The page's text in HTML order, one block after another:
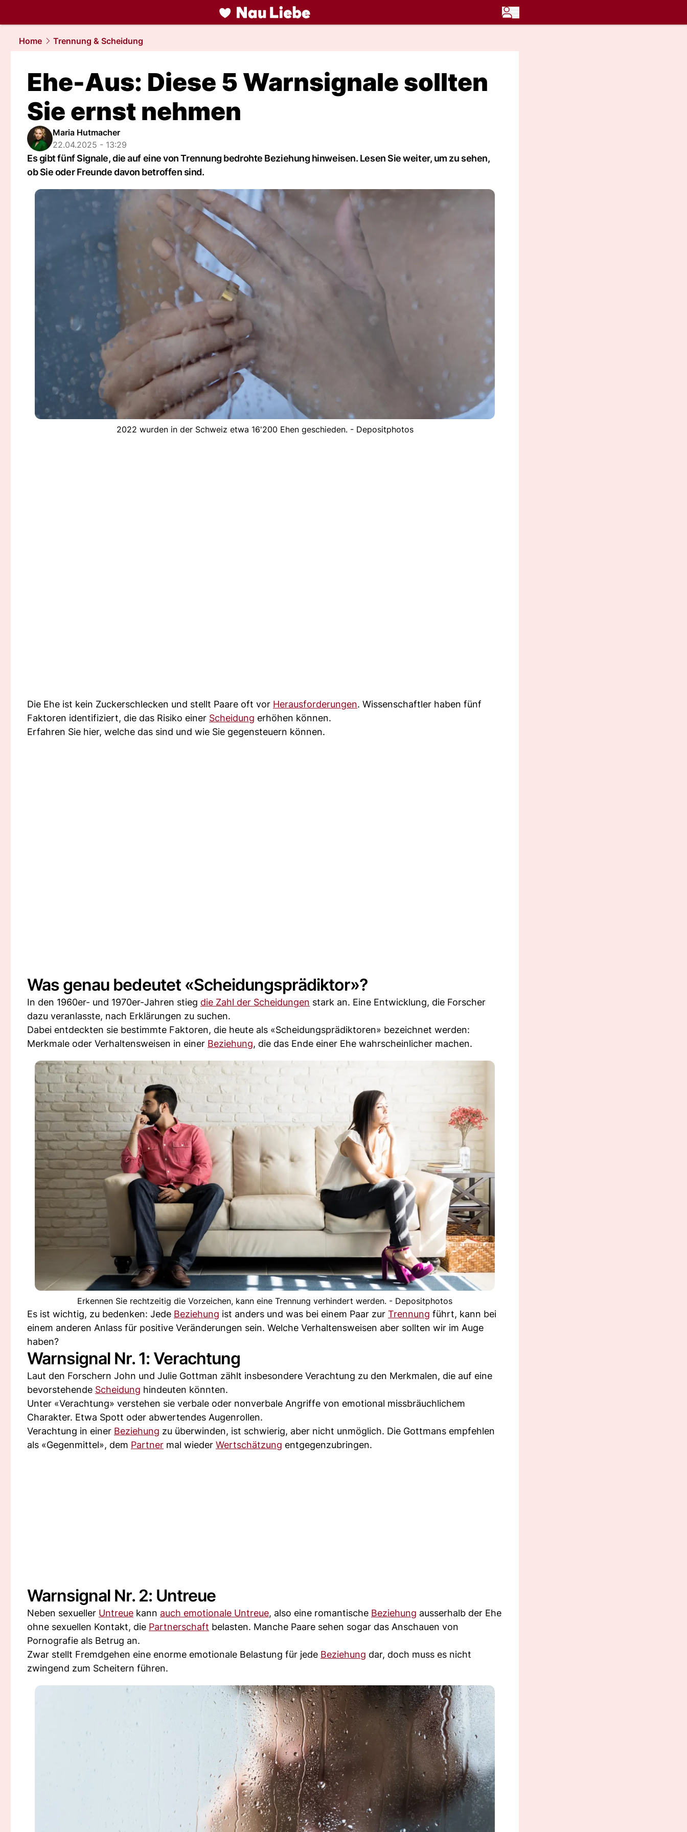
liebe.NAU.ch
Home
Trennung & Scheidung
Ehe-Aus: Diese 5 Warnsignale sollten
Sie ernst nehmen
Maria Hutmacher
22.04.2025 - 13:29
Es gibt fünf Signale, die auf eine von Trennung bedrohte Beziehung hinweisen. Lesen Sie weiter, um zu sehen,
ob Sie oder Freunde davon betroffen sind.
2022 wurden in der Schweiz etwa 16'200 Ehen geschieden. - Depositphotos
Die Ehe ist kein Zuckerschlecken und stellt Paare oft vor Herausforderungen. Wissenschaftler haben fünf
Faktoren identifiziert, die das Risiko einer Scheidung erhöhen können.
Erfahren Sie hier, welche das sind und wie Sie gegensteuern können.
Was genau bedeutet «Scheidungsprädiktor»?
In den 1960er- und 1970er-Jahren stieg die Zahl der Scheidungen stark an. Eine Entwicklung, die Forscher
dazu veranlasste, nach Erklärungen zu suchen.
Dabei entdeckten sie bestimmte Faktoren, die heute als «Scheidungsprädiktoren» bezeichnet werden:
Merkmale oder Verhaltensweisen in einer Beziehung, die das Ende einer Ehe wahrscheinlicher machen.
Erkennen Sie rechtzeitig die Vorzeichen, kann eine Trennung verhindert werden. - Depositphotos
Es ist wichtig, zu bedenken: Jede Beziehung ist anders und was bei einem Paar zur Trennung führt, kann bei
einem anderen Anlass für positive Veränderungen sein. Welche Verhaltensweisen aber sollten wir im Auge
haben?
Warnsignal Nr. 1: Verachtung
Laut den Forschern John und Julie Gottman zählt insbesondere Verachtung zu den Merkmalen, die auf eine
bevorstehende Scheidung hindeuten könnten.
Unter «Verachtung» verstehen sie verbale oder nonverbale Angriffe von emotional missbräuchlichem
Charakter. Etwa Spott oder abwertendes Augenrollen.
Verachtung in einer Beziehung zu überwinden, ist schwierig, aber nicht unmöglich. Die Gottmans empfehlen
als «Gegenmittel», dem Partner mal wieder Wertschätzung entgegenzubringen.
Warnsignal Nr. 2: Untreue
Neben sexueller Untreue kann auch emotionale Untreue, also eine romantische Beziehung ausserhalb der Ehe
ohne sexuellen Kontakt, die Partnerschaft belasten. Manche Paare sehen sogar das Anschauen von
Pornografie als Betrug an.
Zwar stellt Fremdgehen eine enorme emotionale Belastung für jede Beziehung dar, doch muss es nicht
zwingend zum Scheitern führen.